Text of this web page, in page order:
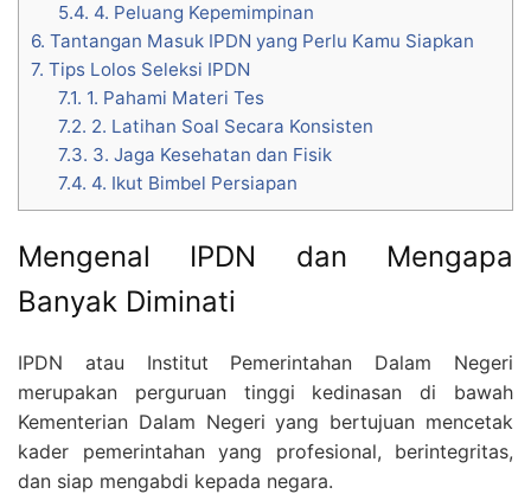
5.4. 4. Peluang Kepemimpinan
6. Tantangan Masuk IPDN yang Perlu Kamu Siapkan
7. Tips Lolos Seleksi IPDN
7.1. 1. Pahami Materi Tes
7.2. 2. Latihan Soal Secara Konsisten
7.3. 3. Jaga Kesehatan dan Fisik
7.4. 4. Ikut Bimbel Persiapan
Mengenal IPDN dan Mengapa
Banyak Diminati
IPDN atau Institut Pemerintahan Dalam Negeri
merupakan perguruan tinggi kedinasan di bawah
Kementerian Dalam Negeri yang bertujuan mencetak
kader pemerintahan yang profesional, berintegritas,
dan siap mengabdi kepada negara.